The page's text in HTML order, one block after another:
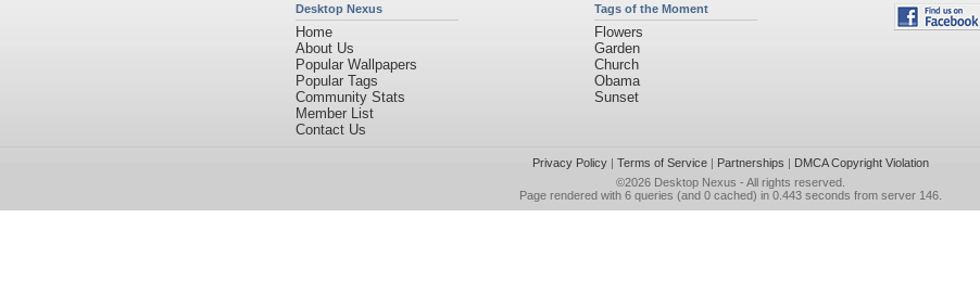
Desktop Nexus
Home
About Us
Popular Wallpapers
Popular Tags
Community Stats
Member List
Contact Us
Tags of the Moment
Flowers
Garden
Church
Obama
Sunset
Privacy Policy| Terms of Service| Partnerships | DMCA Copyright Violation
©2026 Desktop Nexus - All rights reserved.
Page rendered with 6 queries (and 0 cached) in 0.443 seconds from server 146.